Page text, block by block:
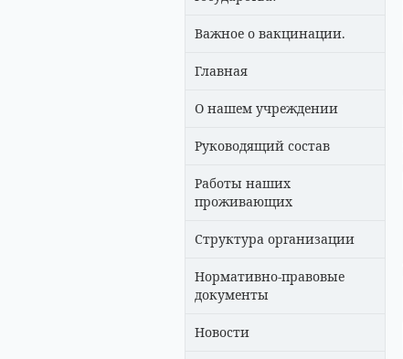
Важное о вакцинации.
Главная
О нашем учреждении
Руководящий состав
Работы наших
проживающих
Структура организации
Нормативно-правовые
документы
Новости